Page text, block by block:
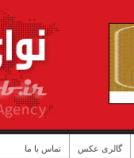
گالری عکس تماس با ما